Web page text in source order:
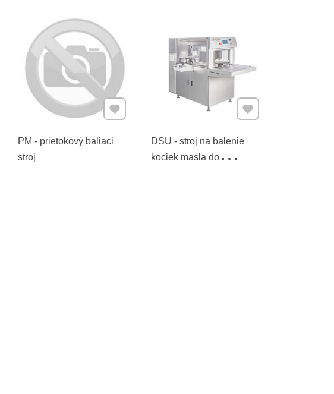
PM - prietokový baliaci
stroj
Pridať k Obľúbeným
DSU - stroj na balenie
kociek masla do
Pridať k Obľúbeným